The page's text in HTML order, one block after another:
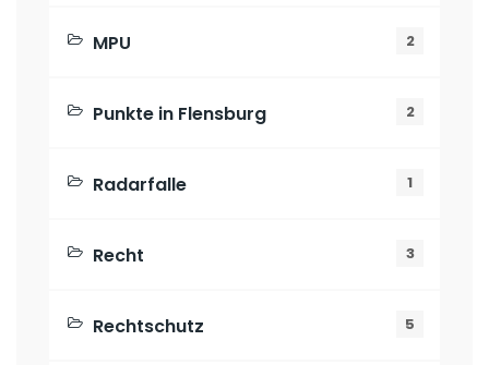
MPU 2
Punkte in Flensburg 2
Radarfalle 1
Recht 3
Rechtschutz 5